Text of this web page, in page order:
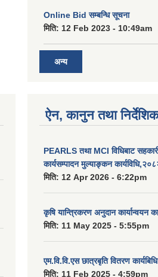
Online Bid सम्बन्धि सूचना
मिति: 12 Feb 2023 - 10:49am
अन्य
ऐन, कानुन तथा
PEARLS तथा MCI विधिबाट
कार्यसम्पादन मुल्याङ्कन
मिति: 12 Apr 2026 - 6:22pm
कृषि यान्त्रिकरण अनुदान कार्यान्वयन
मिति: 11 May 2025 - 5:55pm
एम.वि.वि.एस छात्रबृति वितरण
मिति: 11 Feb 2025 - 4:59pm